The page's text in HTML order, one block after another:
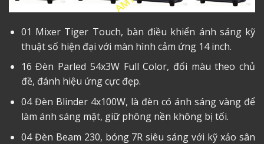
01 Mixer Tiger Touch, bàn điều khiển ánh sáng kỹ
thuật số hiện đại với màn hình cảm ứng 14 inch.
16 Đèn Parled 54x3W Full Color, đổi màu theo chủ
đề, đánh hiệu ứng cực đẹp.
04 Đèn Blinder 4x100W, là đèn có ánh sáng vàng để
làm ánh sáng mặt, giữ phông nền không bị tối.
04 Đèn Beam 230, bóng 7R siêu sáng với kỹ xảo sân